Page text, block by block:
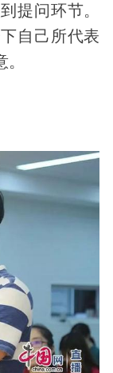
提问环节。
自己所代表